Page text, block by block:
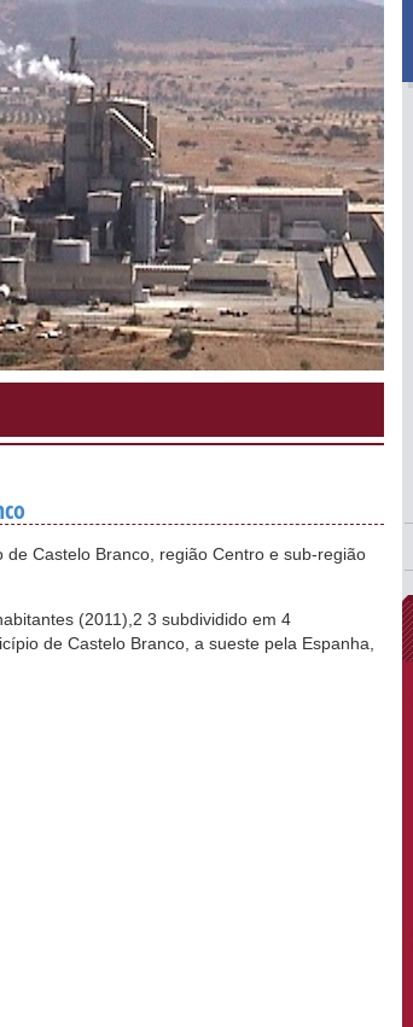
de Castelo Branco, região Centro e sub-região
(2011),2 3 subdividido em 4
de Castelo Branco, a sueste pela Espanha,